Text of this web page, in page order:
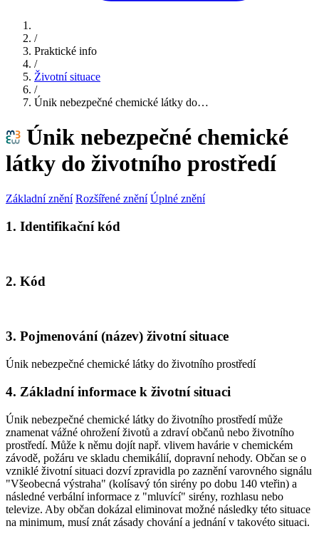
/
Praktické info
/
Životní situace
/
Únik nebezpečné chemické látky do…
Únik nebezpečné chemické
látky do životního prostředí
Základní znění Rozšířené znění Úplné znění
1. Identifikační kód
2. Kód
3. Pojmenování (název) životní situace
Únik nebezpečné chemické látky do životního prostředí
4. Základní informace k životní situaci
Únik nebezpečné chemické látky do životního prostředí může
znamenat vážné ohrožení životů a zdraví občanů nebo životního
prostředí. Může k němu dojít např. vlivem havárie v chemickém
závodě, požáru ve skladu chemikálií, dopravní nehody. Občan se o
vzniklé životní situaci dozví zpravidla po zaznění varovného signálu
"Všeobecná výstraha" (kolísavý tón sirény po dobu 140 vteřin) a
následné verbální informace z "mluvící" sirény, rozhlasu nebo
televize. Aby občan dokázal eliminovat možné následky této situace
na minimum, musí znát zásady chování a jednání v takovéto situaci.